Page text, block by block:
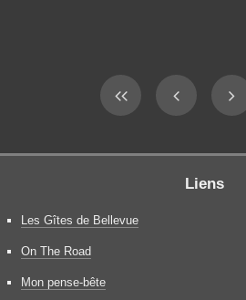
Liens
Les Gîtes de Bellevue
On The Road
Mon pense-bête